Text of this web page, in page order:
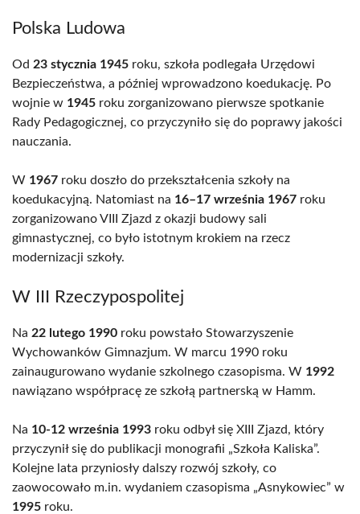
Polska Ludowa
Od 23 stycznia 1945 roku, szkoła podlegała Urzędowi
Bezpieczeństwa, a później wprowadzono koedukację. Po
wojnie w 1945 roku zorganizowano pierwsze spotkanie
Rady Pedagogicznej, co przyczyniło się do poprawy jakości
nauczania.
W 1967 roku doszło do przekształcenia szkoły na
koedukacyjną. Natomiast na 16–17 września 1967 roku
zorganizowano VIII Zjazd z okazji budowy sali
gimnastycznej, co było istotnym krokiem na rzecz
modernizacji szkoły.
W III Rzeczypospolitej
Na 22 lutego 1990 roku powstało Stowarzyszenie
Wychowanków Gimnazjum. W marcu 1990 roku
zainaugurowano wydanie szkolnego czasopisma. W 1992
nawiązano współpracę ze szkołą partnerską w Hamm.
Na 10-12 września 1993 roku odbył się XIII Zjazd, który
przyczynił się do publikacji monografii „Szkoła Kaliska”.
Kolejne lata przyniosły dalszy rozwój szkoły, co
zaowocowało m.in. wydaniem czasopisma „Asnykowiec” w
1995 roku.